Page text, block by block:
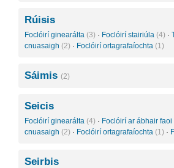
Rúisis
Foclóirí ginearálta (3) · Foclóirí stairiúla (4) ·
cnuasaigh (2) · Foclóirí ortagrafaíochta (1)
Sáimis (2)
Seicis
Foclóirí ginearálta (4) · Foclóirí ar ábhair faoi
cnuasaigh (2) · Foclóirí ortagrafaíochta (1) ·
Seirbis